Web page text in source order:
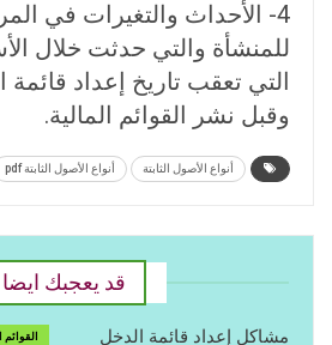
4- الأحداث والتغيرات في
للمنشأة والتي حدثت خلال
التي تعقب تاريخ إعداد قائمة
وقبل نشر القوائم المالية.
أنواع الأصول الثابتة أنواع الأصول الثابتة pdf
قد يعجبك ايضا
مشاكل إعداد قائمة الدخل القوائم